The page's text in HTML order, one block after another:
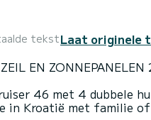
tekstLaat originele
EN
46 met 4 dubbele
in Kroatië met familie